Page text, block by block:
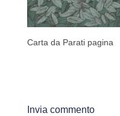
Carta da Parati pagina
Invia commento